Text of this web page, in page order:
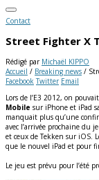
Contact
Street Fighter X
Rédigé par Michaël KIPPO
Accueil / Breaking news /
Facebook Twitter Email
Lors de l’E3 2012, on
Mobile sur iPhone et iPad
manquait plus qu’une
avec l’arrivée prochaine du
et ceux de Tekken sur iOS.
que le nouvel iPad et pour
Le jeu est prévu pour l’été